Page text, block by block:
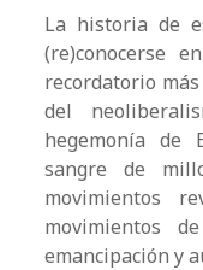
La historia de
(re)conocerse
recordatorio
del
hegemonía de
sangre de
movimientos
movimientos
emancipación y